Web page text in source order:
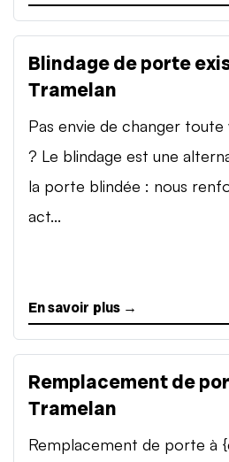
Blindage de porte
Tramelan
Pas envie de changer
? Le blindage est une
la porte blindée : nous
act...
En savoir plus →
Remplacement de
Tramelan
Remplacement de porte à